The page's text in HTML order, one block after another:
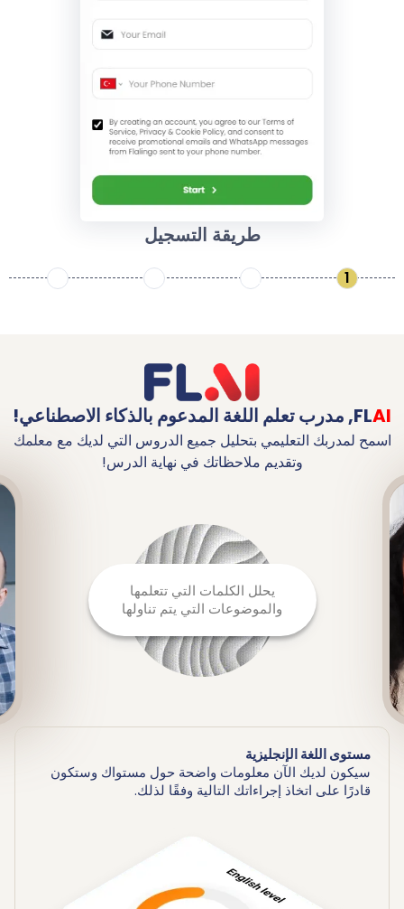
طريقة التسجيل
1
2
3
4
FLAI
, مدرب تعلم اللغة المدعوم بالذكاء الاصطناعي!
اسمح لمدربك التعليمي بتحليل جميع الدروس التي لديك مع معلمك
وتقديم ملاحظاتك في نهاية الدرس!
يحلل الكلمات التي تتعلمها
والموضوعات التي يتم تناولها
مستوى اللغة الإنجليزية
سيكون لديك الآن معلومات واضحة حول مستواك وستكون
قادرًا على اتخاذ إجراءاتك التالية وفقًا لذلك.